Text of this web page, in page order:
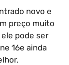
novo e
preço muito
pode ser
16e ainda